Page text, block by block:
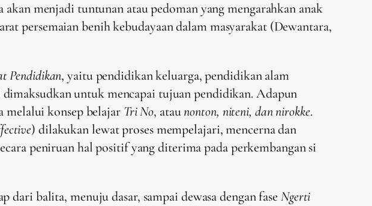
menjadi tuntunan atau pedoman yang mengarahkan anak
persemaian benih kebudayaan dalam masyarakat (Dewantara,
Pendidikan, yaitu pendidikan keluarga, pendidikan alam
untuk mencapai tujuan pendidikan. Adapun
melalui konsep belajar Tri No, ataunonton, niteni, dan nirokke.
) dilakukan lewat proses mempelajari, mencerna dan
peniruan hal positif yang diterima pada perkembangan si
balita, menuju dasar, sampai dewasa dengan fase Ngerti